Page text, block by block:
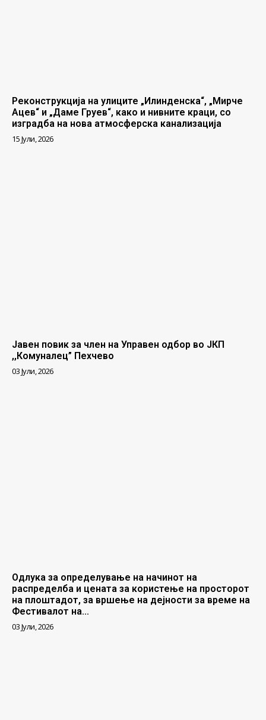
Реконструкција на улиците „Илинденска“, „Мирче
Ацев“ и „Даме Груев“, како и нивните краци, со
изградба на нова атмосферска канализација
15 Јули, 2026
Јавен повик за член на Управен одбор во ЈКП
,,Комуналец” Пехчево
03 Јули, 2026
Одлука за определување на начинот на
распределба и цената за користење на просторот
на плоштадот, за вршење на дејности за време на
Фестивалот на...
03 Јули, 2026